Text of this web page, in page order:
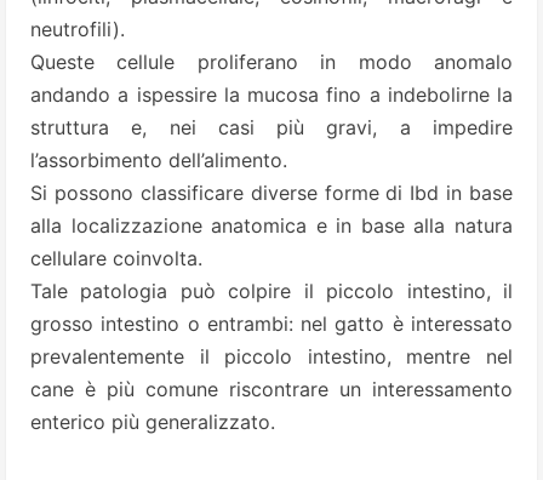
neutrofili).
Queste cellule proliferano in modo anomalo
andando a ispessire la mucosa fino a indebolirne la
struttura e, nei casi più gravi, a impedire
l’assorbimento dell’alimento.
Si possono classificare diverse forme di Ibd in base
alla localizzazione anatomica e in base alla natura
cellulare coinvolta.
Tale patologia può colpire il piccolo intestino, il
grosso intestino o entrambi: nel gatto è interessato
prevalentemente il piccolo intestino, mentre nel
cane è più comune riscontrare un interessamento
enterico più generalizzato.